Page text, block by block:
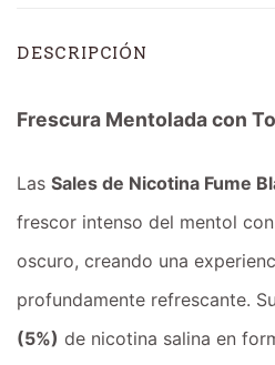
DESCRIPCIÓN
Frescura Mentolada con
Las Sales de Nicotina Fume
frescor intenso del mentol
oscuro, creando una
profundamente refrescante.
(5%) de nicotina salina en